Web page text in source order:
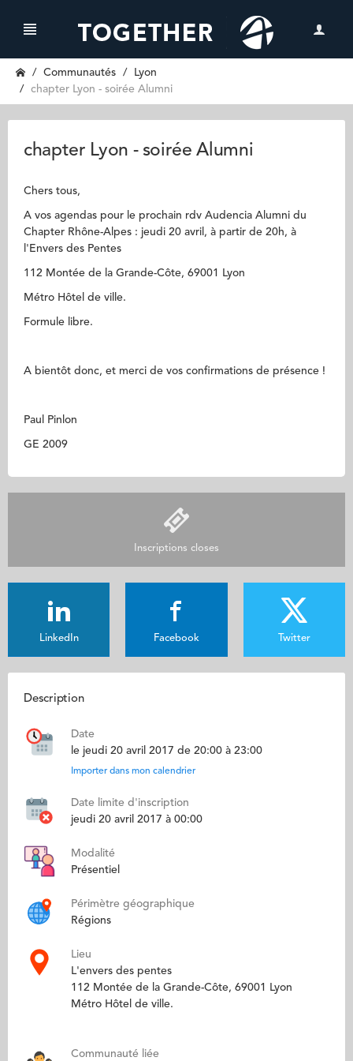
Communautés
Lyon
chapter Lyon - soirée Alumni
chapter Lyon - soirée Alumni
Chers tous,
A vos agendas pour le prochain rdv Audencia Alumni du
Chapter Rhône-Alpes : jeudi 20 avril, à partir de 20h, à
l'Envers des Pentes
112 Montée de la Grande-Côte, 69001 Lyon
Métro Hôtel de ville.
Formule libre.
A bientôt donc, et merci de vos confirmations de présence !
Paul Pinlon
GE 2009
Inscriptions closes
LinkedIn Facebook Twitter
Description
Date
le jeudi 20 avril 2017 de 20:00 à 23:00
Importer dans mon calendrier
Date limite d'inscription
jeudi 20 avril 2017 à 00:00
Modalité
Présentiel
Périmètre géographique
Régions
Lieu
L'envers des pentes
112 Montée de la Grande-Côte, 69001 Lyon
Métro Hôtel de ville.
Communauté liée